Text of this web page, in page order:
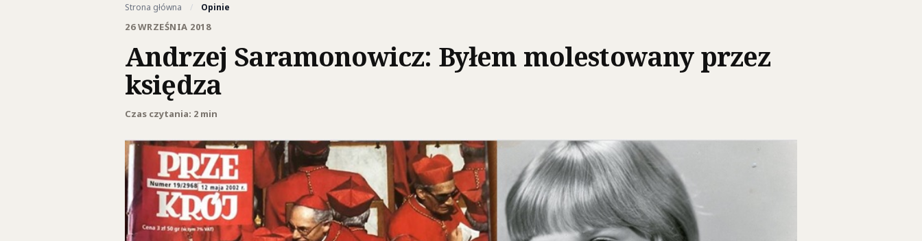
Strona główna / Opinie
26 WRZEŚNIA 2018
Andrzej Saramonowicz: Byłem molestowany przez
księdza
Czas czytania: 2 min